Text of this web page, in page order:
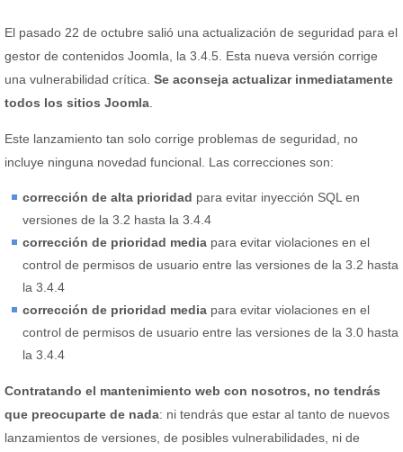
El pasado 22 de octubre salió una actualización de seguridad para el
gestor de contenidos Joomla, la 3.4.5. Esta nueva versión corrige
una vulnerabilidad crítica. Se aconseja actualizar inmediatamente
todos los sitios Joomla
Este lanzamiento tan solo corrige problemas de seguridad, no
incluye ninguna novedad funcional. Las correcciones son:
corrección de alta prioridad para evitar inyección SQL en
versiones de la 3.2 hasta la 3.4.4
corrección de prioridad media para evitar violaciones en el
control de permisos de usuario entre las versiones de la 3.2 hasta
la 3.4.4
corrección de prioridad media para evitar violaciones en el
control de permisos de usuario entre las versiones de la 3.0 hasta
la 3.4.4
Contratando el mantenimiento web con nosotros, no tendrás
que preocuparte de nada: ni tendrás que estar al tanto de nuevos
lanzamientos de versiones, de posibles vulnerabilidades, ni de